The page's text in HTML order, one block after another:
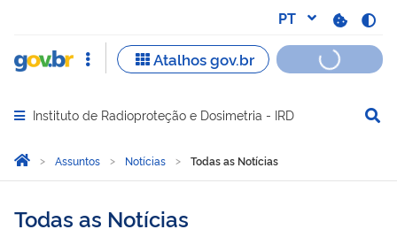
Abrir menu principal de navegação
Instituto de Radioproteção e Dosimetria - IRD
Você está aqui:
Página Inicial
Assuntos Notícias Todas as Notícias
Todas as Notícias